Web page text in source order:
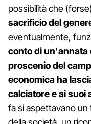
possibilità che
sacrificio del
eventualmente,
conto di un'annata
proscenio del
economica ha
calciatore e ai suoi
fa si aspettavano